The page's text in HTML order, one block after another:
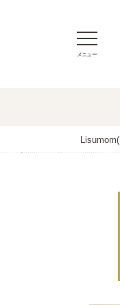
メニュー